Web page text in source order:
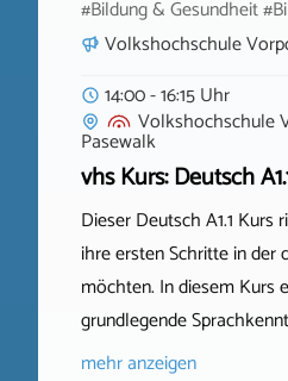
#Bildung & Gesundheit
Volkshochschule
14:00 - 16:15 Uhr
Volkshochschule
Pasewalk
vhs Kurs: Deutsch
Dieser Deutsch A1.1
ihre ersten Schritte in der
möchten. In diesem Kurs
grundlegende
mehr anzeigen